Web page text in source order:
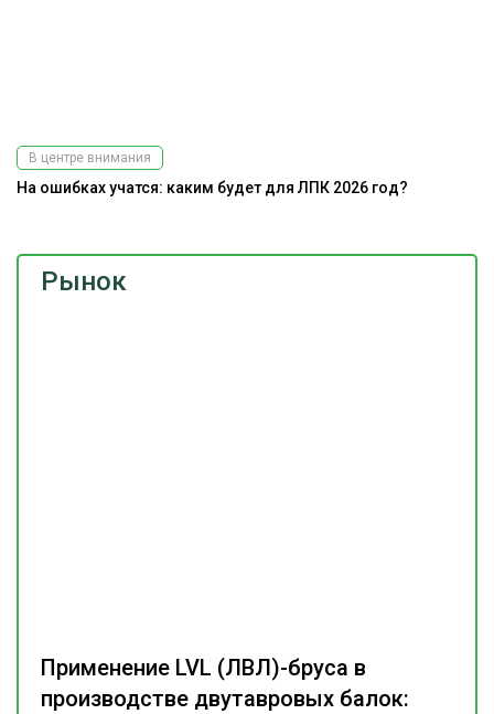
Рынок
Применение LVL (ЛВЛ)-бруса в
производстве двутавровых балок:
В центре внимания
На ошибках учатся: каким будет для ЛПК 2026 год?